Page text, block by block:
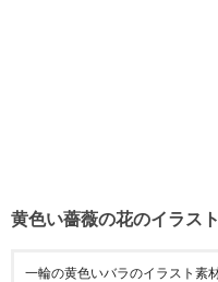
黄色い薔薇の花のイラ
一輪の黄色いバラのイラスト素